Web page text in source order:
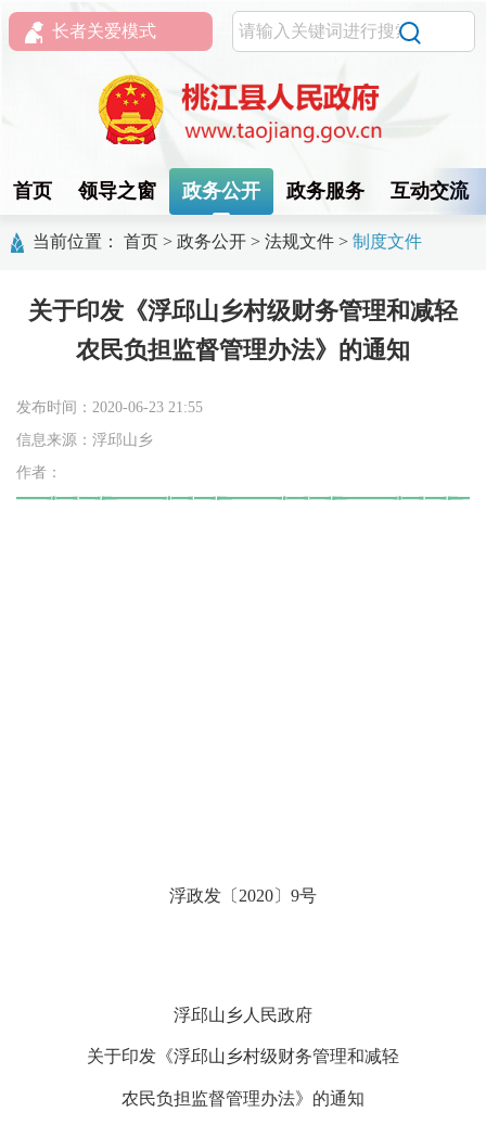
长者关爱模式
首页 领导之窗 政务公开 政务服务 互动交流
当前位置： 首页 > 政务公开 > 法规文件 > 制度文件
关于印发《浮邱山乡村级财务管理和减轻
农民负担监督管理办法》的通知
发布时间：2020-06-23 21:55
信息来源：浮邱山乡
作者：
浮政发〔 2020〕 9号
浮邱山乡人民政府
关于印发《浮邱山乡村级财务管理和减轻
农民负担监督管理办法》的通知